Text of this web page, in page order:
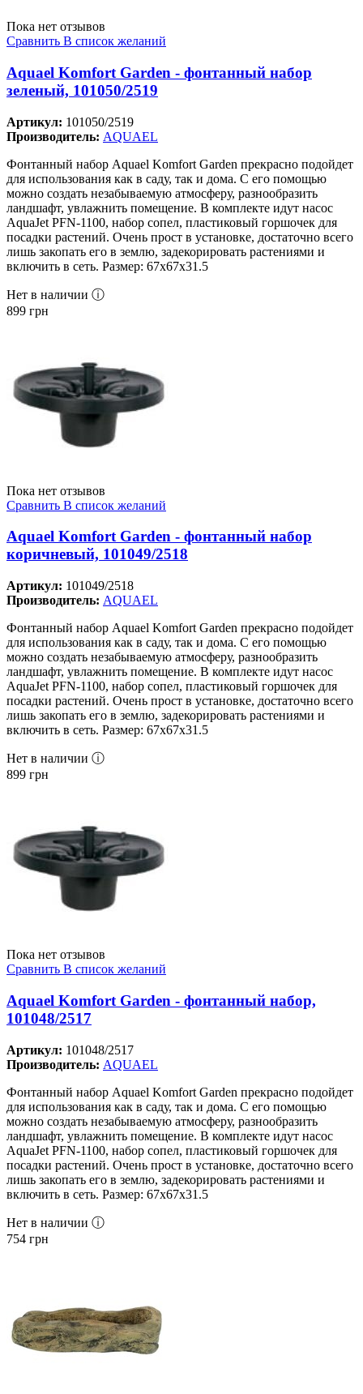
Пока нет отзывов
Сравнить В список желаний
Aquael Komfort Garden - фонтанный набор
зеленый, 101050/2519
Артикул: 101050/2519
Производитель: AQUAEL
Фонтанный набор Aquael Komfort Garden прекрасно подойдет
для использования как в саду, так и дома. С его помощью
можно создать незабываемую атмосферу, разнообразить
ландшафт, увлажнить помещение. В комплекте идут насос
AquaJet PFN-1100, набор сопел, пластиковый горшочек для
посадки растений. Очень прост в установке, достаточно всего
лишь закопать его в землю, задекорировать растениями и
включить в сеть. Размер: 67х67х31.5
Нет в наличии ⓘ
899 грн
Пока нет отзывов
Сравнить В список желаний
Aquael Komfort Garden - фонтанный набор
коричневый, 101049/2518
Артикул: 101049/2518
Производитель: AQUAEL
Фонтанный набор Aquael Komfort Garden прекрасно подойдет
для использования как в саду, так и дома. С его помощью
можно создать незабываемую атмосферу, разнообразить
ландшафт, увлажнить помещение. В комплекте идут насос
AquaJet PFN-1100, набор сопел, пластиковый горшочек для
посадки растений. Очень прост в установке, достаточно всего
лишь закопать его в землю, задекорировать растениями и
включить в сеть. Размер: 67х67х31.5
Нет в наличии ⓘ
899 грн
Пока нет отзывов
Сравнить В список желаний
Aquael Komfort Garden - фонтанный набор,
101048/2517
Артикул: 101048/2517
Производитель: AQUAEL
Фонтанный набор Aquael Komfort Garden прекрасно подойдет
для использования как в саду, так и дома. С его помощью
можно создать незабываемую атмосферу, разнообразить
ландшафт, увлажнить помещение. В комплекте идут насос
AquaJet PFN-1100, набор сопел, пластиковый горшочек для
посадки растений. Очень прост в установке, достаточно всего
лишь закопать его в землю, задекорировать растениями и
включить в сеть. Размер: 67х67х31.5
Нет в наличии ⓘ
754 грн